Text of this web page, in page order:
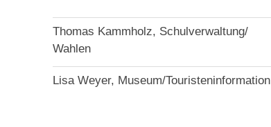
Thomas Kammholz, Schulverwaltung/
Wahlen
Lisa Weyer, Museum/Touristeninformation